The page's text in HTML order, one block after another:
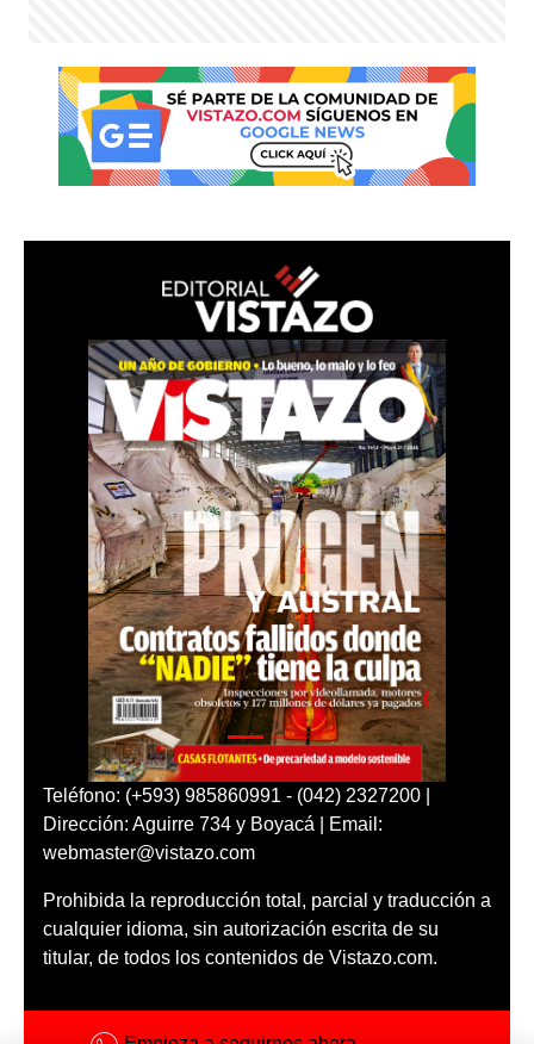
Teléfono: (+593) 985860991 - (042) 2327200 |
Dirección: Aguirre 734 y Boyacá | Email:
webmaster@vistazo.com
Prohibida la reproducción total, parcial y traducción a
cualquier idioma, sin autorización escrita de su
titular, de todos los contenidos de Vistazo.com.